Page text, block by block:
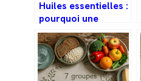
Huiles essentielles :
pourquoi une
mauvaise dilution
transforme un soin
en brûlure chimique